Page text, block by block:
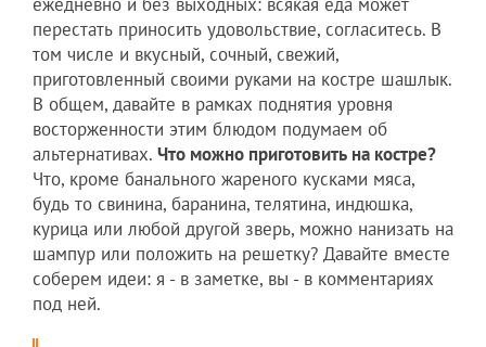
перестать приносить удовольствие, согласитесь. В
том числе и вкусный, сочный, свежий,
приготовленный своими руками на костре шашлык.
В общем, давайте в рамках поднятия уровня
восторженности этим блюдом подумаем об
альтернативах. Что можно приготовить на костре?
Что, кроме банального жареного кусками мяса,
будь то свинина, баранина, телятина, индюшка,
курица или любой другой зверь, можно нанизать на
шампур или положить на решетку? Давайте вместе
соберем идеи: я - в заметке, вы - в комментариях
под ней.